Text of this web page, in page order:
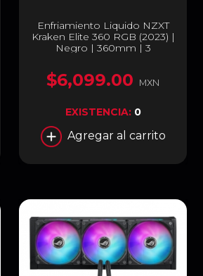
Enfriamiento Liquido NZXT
Kraken Elite 360 RGB (2023) |
Negro | 360mm | 3
$6,099.00 MXN
EXISTENCIA: 0
Agregar al carrito